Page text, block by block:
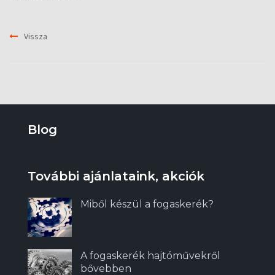
Vissza
Blog
További ajánlataink, akciók
Miből készül a fogaskerék?
A fogaskerék hajtóművekről
bővebben